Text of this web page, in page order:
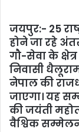
जयपुर:- 25
होने जा रहे
गौ-सेवा के
निवासी
नेपाल की
जाएगा। यह
की जयंती
वैश्विक सम्मेलन